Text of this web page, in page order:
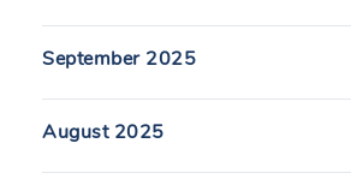
September 2025
August 2025